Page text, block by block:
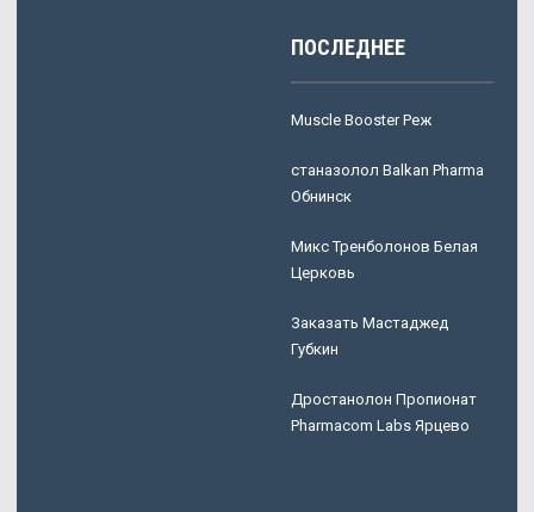
ПОСЛЕДНЕЕ
Muscle Booster Реж
станазолол Balkan Pharma
Обнинск
Микс Тренболонов Белая
Церковь
Заказать Мастаджед
Губкин
Дростанолон Пропионат
Pharmacom Labs Ярцево